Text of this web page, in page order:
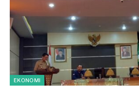
EKONOMI